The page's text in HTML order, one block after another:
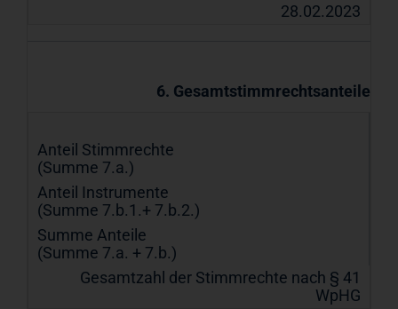
28.02.2023
6. Gesamtstimmrechtsanteile
Anteil Stimmrechte
(Summe 7.a.)
Anteil Instrumente
(Summe 7.b.1.+ 7.b.2.)
Summe Anteile
(Summe 7.a. + 7.b.)
Gesamtzahl der Stimmrechte nach § 41
WpHG